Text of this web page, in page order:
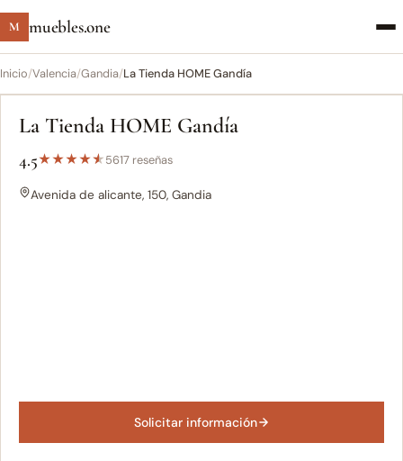
M muebles.one
Inicio/Valencia/Gandia/La Tienda HOME Gandía
La Tienda HOME Gandía
4.5★★★★★5617 reseñas
Avenida de alicante, 150, Gandia
Solicitar información